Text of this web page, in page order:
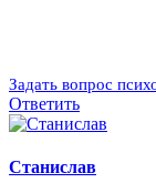
Задать вопрос
Ответить
Станислав